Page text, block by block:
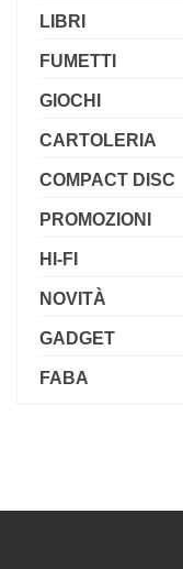
LIBRI
FUMETTI
GIOCHI
CARTOLERIA
COMPACT DISC
PROMOZIONI
HI-FI
NOVITÀ
GADGET
FABA